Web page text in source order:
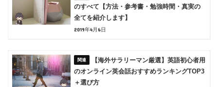
のすべて【方法・参考書・勉強時間・真実の
全てを紹介します】
2019年4月6日
【海外サラリーマン厳選】英語初心者用
のオンライン英会話おすすめランキングTOP3
＋選び方